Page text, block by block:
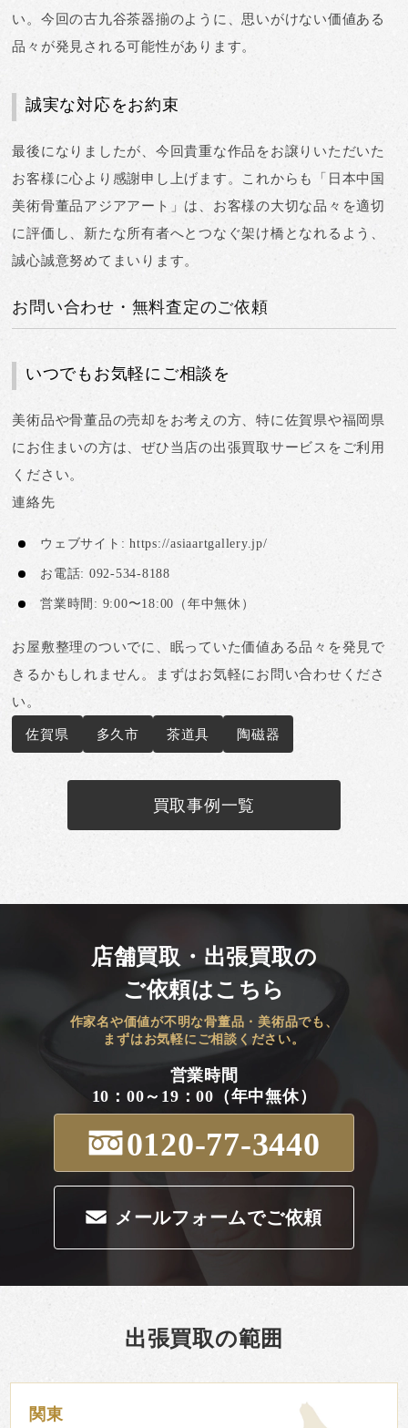
い。今回の古九谷茶器揃のように、思いがけない価値ある
品々が発見される可能性があります。
誠実な対応をお約束
最後になりましたが、今回貴重な作品をお譲りいただいた
お客様に心より感謝申し上げます。これからも「日本中国
美術骨董品アジアアート」は、 お客様の大切な品々を適切
に評価し、新たな所有者へとつなぐ架け橋 となれるよう、
誠心誠意努めてまいります。
お問い合わせ・無料査定のご依頼
いつでもお気軽にご相談を
美術品や骨董品の売却をお考えの方、特に佐賀県や福岡県
にお住まいの方は、ぜひ当店の出張買取サービスをご利用
ください。
連絡先
ウェブサイト :https://asiaartgallery.jp/
お電話: 092-534-8188
営業時間 : 9:00〜18:00（年中無休）
お屋敷整理のついでに、眠っていた価値ある品々を発見で
きるかもしれません。まずはお気軽にお問い合わせくださ
い。
佐賀県 多久市 茶道具 陶磁器
買取事例一覧
店舗買取・出張買取の
ご依頼はこちら
作家名や価値が不明な骨董品・美術品でも、
まずはお気軽にご相談ください。
営業時間
10：00～19：00（年中無休）
0120-77-3440
メールフォームでご依頼
出張買取の範囲
関東